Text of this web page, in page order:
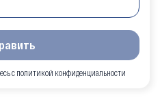
с политикой конфиденциальности